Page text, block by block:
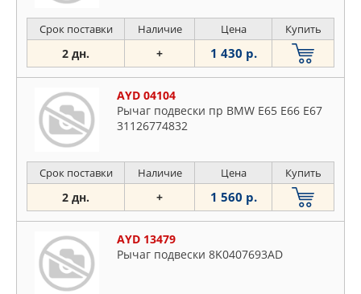
Срок поставки Наличие Цена Купить
2 дн. + 1 430 р.
AYD 04104
Рычаг подвески пр BMW E65 E66 E67
31126774832
Срок поставки Наличие Цена Купить
2 дн. + 1 560 р.
AYD 13479
Рычаг подвески 8K0407693AD